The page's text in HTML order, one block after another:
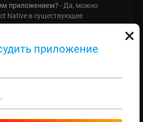
приложением?- Да, можно
Native в существующее
нативных языках.
с фреймворком
изменят ваш
×
приложение